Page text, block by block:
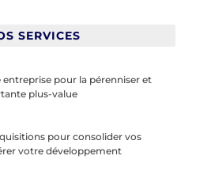
SERVICES
pour la pérenniser et
plus-value
pour consolider vos
votre développement